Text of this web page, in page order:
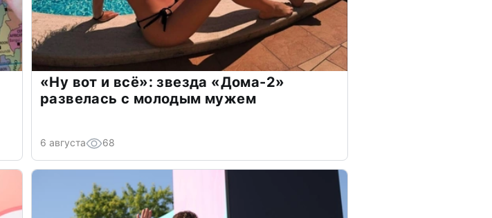
«Ну вот и всё»: звезда «Дома-2»
развелась с молодым мужем
6 августа 68